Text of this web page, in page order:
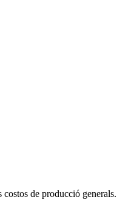
de producció generals.